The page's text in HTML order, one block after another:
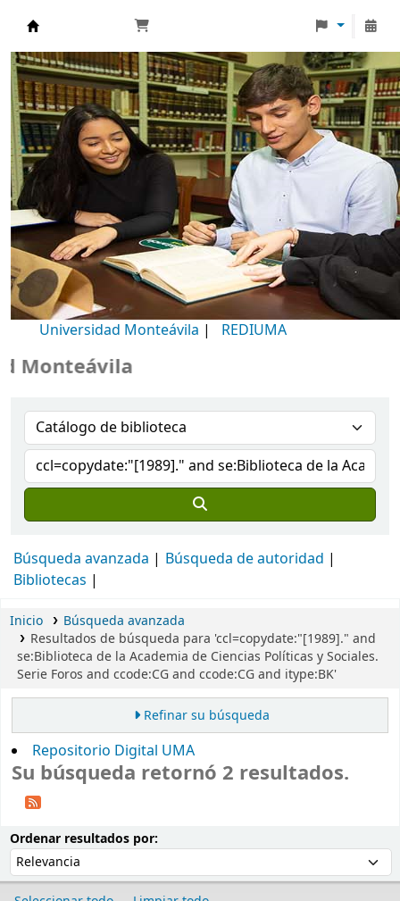
Biblioteca Universidad Monteávila
Universidad Monteávila | REDIUMA
Búsqueda avanzada
Búsqueda de autoridad
Bibliotecas
Inicio
Búsqueda avanzada
Resultados de búsqueda para 'ccl=copydate:"[1989]." and
se:Biblioteca de la Academia de Ciencias Políticas y Sociales.
Serie Foros and ccode:CG and ccode:CG and itype:BK'
Refinar su búsqueda
Repositorio Digital UMA
Su búsqueda retornó 2 resultados.
Ordenar resultados por: